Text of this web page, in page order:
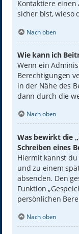
Kontaktiere
sicher bist, wieso
Nach oben
Wie kann ich
Wenn ein
Berechtigungen
in der Nähe des
dann durch die
Nach oben
Was bewirkt die
Schreiben eines
Hiermit kannst
und zu einem
absenden. Den
Funktion
persönlichen
Nach oben